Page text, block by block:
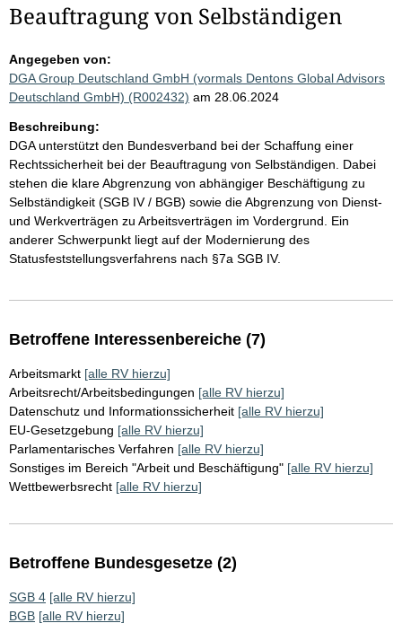
Beauftragung von Selbständigen
Angegeben von:
DGA Group Deutschland GmbH (vormals Dentons Global Advisors
Deutschland GmbH) (R002432) am 28.06.2024
Beschreibung:
DGA unterstützt den Bundesverband bei der Schaffung einer
Rechtssicherheit bei der Beauftragung von Selbständigen. Dabei
stehen die klare Abgrenzung von abhängiger Beschäftigung zu
Selbständigkeit (SGB IV / BGB) sowie die Abgrenzung von Dienst-
und Werkverträgen zu Arbeitsverträgen im Vordergrund. Ein
anderer Schwerpunkt liegt auf der Modernierung des
Statusfeststellungsverfahrens nach §7a SGB IV.
Betroffene Interessenbereiche (7)
Arbeitsmarkt [alle RV hierzu]
Arbeitsrecht/Arbeitsbedingungen [alle RV hierzu]
Datenschutz und Informationssicherheit [alle RV hierzu]
EU-Gesetzgebung [alle RV hierzu]
Parlamentarisches Verfahren [alle RV hierzu]
Sonstiges im Bereich "Arbeit und Beschäftigung" [alle RV hierzu]
Wettbewerbsrecht [alle RV hierzu]
Betroffene Bundesgesetze (2)
SGB 4 [alle RV hierzu]
BGB [alle RV hierzu]